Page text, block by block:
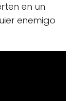
en un
enemigo